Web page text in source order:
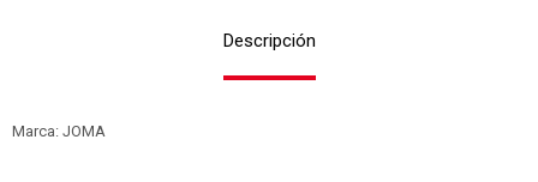
Descripción
Marca: JOMA